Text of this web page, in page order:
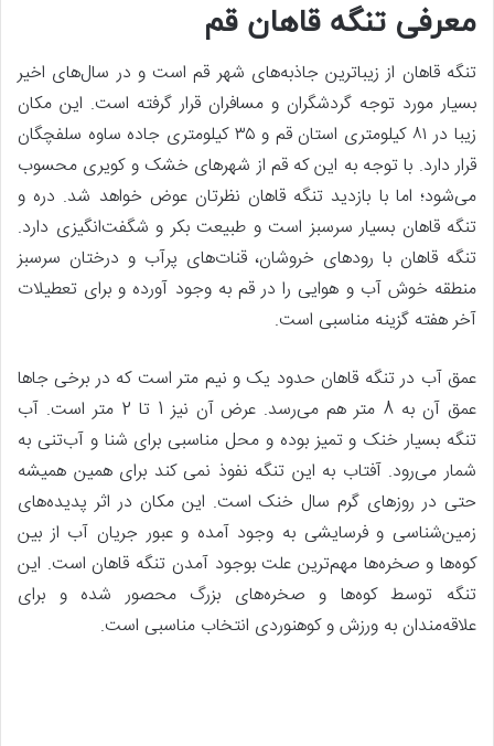
معرفی تنگه قاهان قم
تنگه قاهان از زیباترین جاذبه‌های شهر قم است و در سال‌های اخیر
بسیار مورد توجه گردشگران و مسافران قرار گرفته است. این مکان
زیبا در ۸۱ کیلومتری استان قم و ۳۵ کیلومتری جاده ساوه سلفچگان
قرار دارد. با توجه به این که قم از شهرهای خشک و کویری محسوب
می‌شود؛ اما با بازدید تنگه قاهان نظرتان عوض خواهد شد. دره و
تنگه قاهان بسیار سرسبز است و طبیعت بکر و شگفت‌انگیزی دارد.
تنگه قاهان با رودهای خروشان، قنات‌های پرآب و درختان سرسبز
منطقه خوش آب و هوایی را در قم به وجود آورده و برای تعطیلات
آخر هفته گزینه مناسبی است.
عمق آب در تنگه قاهان حدود یک و نیم متر است که در برخی جاها
عمق آن به 8 متر هم می‌رسد. عرض آن نیز 1 تا 2 متر است. آب
تنگه بسیار خنک و تمیز بوده و محل مناسبی برای شنا و آب‌تنی به
شمار می‌رود. آفتاب به این تنگه نفوذ نمی کند برای همین همیشه
حتی در روزهای گرم سال خنک است. این مکان در اثر پدیده‌های
زمین‌شناسی و فرسایشی به وجود آمده و عبور جریان آب از بین
کوه‌ها و صخره‌ها مهم‌ترین علت بوجود آمدن تنگه قاهان است. این
تنگه توسط کوه‌ها و صخره‌های بزرگ محصور شده و برای
علاقه‌مندان به ورزش و کوهنوردی انتخاب مناسبی است.